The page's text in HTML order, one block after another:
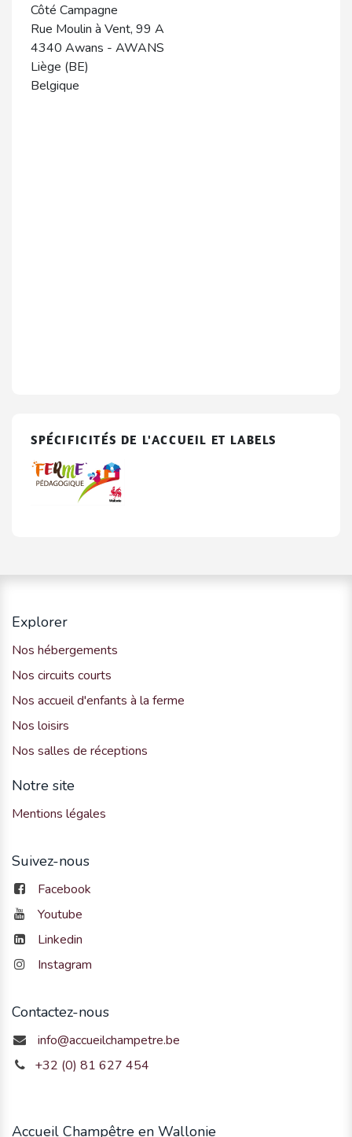
Côté Campagne
Rue Moulin à Vent, 99 A
4340 Awans - AWANS
Liège (BE)
Belgique
SPÉCIFICITÉS DE L'ACCUEIL ET LABELS
Explorer
Nos hébergements
Nos circuits courts
Nos accueil d'enfants à la ferme
Nos loisirs
Nos salles de réceptions
Notre site
Mentions légales
Suivez-nous
Facebook
Youtube
Linkedin
Instagram
Contactez-nous
info@accueilchampetre.be
+32 (0) 81 627 454
Accueil Champêtre en Wallonie